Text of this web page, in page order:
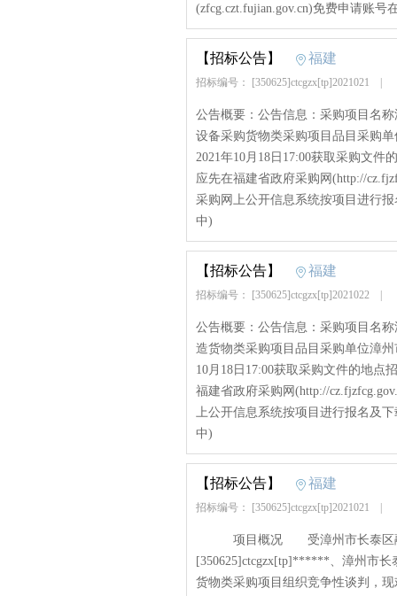
(zfcg.czt.fujian.gov.cn)免费申请账号
【招标公告】 福建
招标编号： [350625]ctcgzx[tp]2021021
公告概要：公告信息：采购项目名
设备采购货物类采购项目品目采购
2021年10月18日17:00获取采购文
应先在福建省政府采购网(http://
采购网上公开信息系统按项目进行
中)
【招标公告】 福建
招标编号： [350625]ctcgzx[tp]2021022
公告概要：公告信息：采购项目名
造货物类采购项目品目采购单位漳
10月18日17:00获取采购文件的地点
福建省政府采购网(http://
上公开信息系统按项目进行报名及
中)
【招标公告】 福建
招标编号： [350625]ctcgzx[tp]2021021
项目概况 受漳州市长泰区融
[350625]ctcgzx[tp]******、漳州市长
货物类采购项目组织竞争性谈判